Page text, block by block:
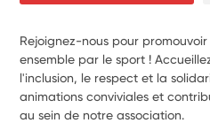
Rejoignez-nous pour
ensemble par le sport !
l'inclusion, le respect et la
animations conviviales et
au sein de notre association.